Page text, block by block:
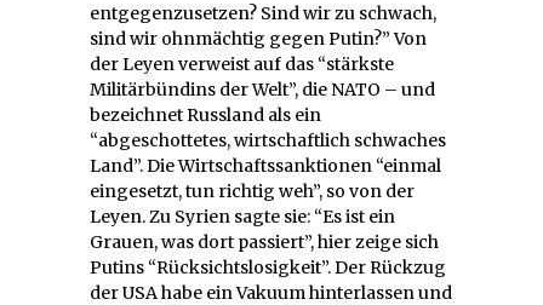
entgegenzusetzen? Sind wir zu schwach,
sind wir ohnmächtig gegen Putin?” Von
der Leyen verweist auf das “stärkste
Militärbündins der Welt”, die NATO – und
bezeichnet Russland als ein
“abgeschottetes, wirtschaftlich schwaches
Land”. Die Wirtschaftssanktionen “einmal
eingesetzt, tun richtig weh”, so von der
Leyen. Zu Syrien sagte sie: “Es ist ein
Grauen, was dort passiert”, hier zeige sich
Putins “Rücksichtslosigkeit”. Der Rückzug
der USA habe ein Vakuum hinterlassen und